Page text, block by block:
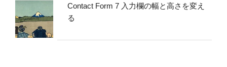
Contact Form 7 入力欄の幅と高さを変え
る